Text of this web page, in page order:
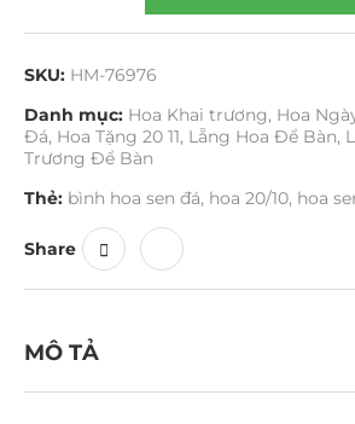
SKU: HM-76976
Danh mục: Hoa Khai trương, Hoa
Đá, Hoa Tặng 20 11, Lẵng Hoa Để Bàn,
Trương Để Bàn
Thẻ: bình hoa sen đá, hoa 20/10, hoa
Share
MÔ TẢ